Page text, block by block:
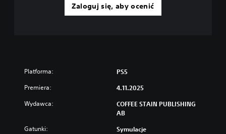
Zaloguj się, aby ocenić
Platforma: PS5
Premiera: 4.11.2025
Wydawca:
COFFEE STAIN PUBLISHING
AB
Gatunki: Symulacje